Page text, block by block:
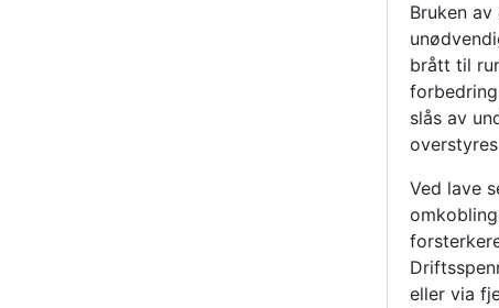
Bruken
brått til
slås av
Ved lave
eller via